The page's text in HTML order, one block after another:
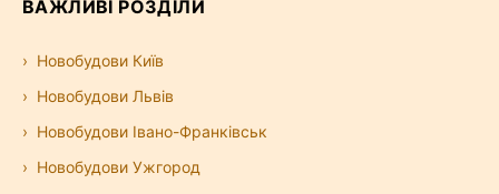
ВАЖЛИВІ РОЗДІЛИ
Новобудови Київ
Новобудови Львів
Новобудови Івано-Франківськ
Новобудови Ужгород